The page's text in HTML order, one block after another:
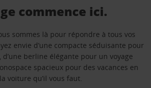
commence ici.
sommes là pour répondre à tous vos
envie d’une compacte séduisante pour
berline élégante pour un voyage
spacieux pour des vacances en
voiture qu’il vous faut.